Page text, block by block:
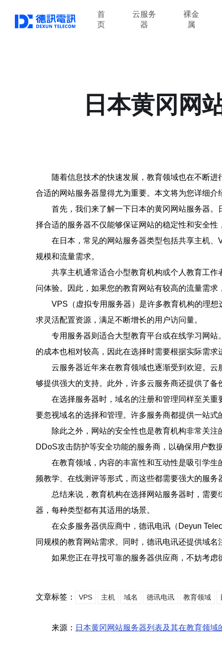
首
页
云服务
器
裸金
属
日本黄冈网
随着信息技术的快速发展，教育领域也在不断
合适的网站服务器显得尤为重要。本文将为您详细
首先，我们来了解一下日本的黄冈网站服务器
择合适的服务器不仅能够保证网站的稳定性和安全性
在日本，常见的网站服务器类型包括共享主机
规模和流量需求。
共享主机通常适合小型教育机构或个人教育工
问体验。因此，如果您的教育网站有较高的流量需
VPS（虚拟专用服务器）是许多教育机构的理
求灵活配置资源，满足不断增长的用户访问量。
专用服务器则适合大型教育平台或在线学习网
的成本也相对较高，因此在选择时需要根据实际需求
云服务器近年来在教育领域也逐渐受到欢迎。
够提供强大的支持。此外，许多云服务商还提供了
在选择服务器时，域名的注册和管理同样至关
要忽视域名的选择和管理。许多服务商都提供一站
除此之外，网站的安全性也是教育机构非常关
DDoS攻击防护等安全功能的服务商，以确保用户数
在教育领域，内容的丰富性和互动性是吸引学
频教学、在线测评等形式，而这些都需要强大的服务
总结来说，教育机构在选择网站服务器时，需
器，每种类型都有其适用的场景。
在众多服务器供应商中，德讯电讯（Deyun
同规模的教育网站需求。同时，德讯电讯还提供域
如果您正在寻找可靠的服务器供应商，不妨考
文章标签： VPS 主机 域名 德讯电讯 教育领域
来源： 日本黄冈网站服务器列表及其在教育领域